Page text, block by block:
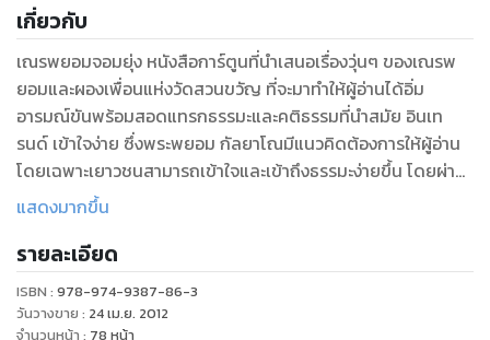
เกี่ยวกับ
เณรพยอมจอมยุ่ง หนังสือการ์ตูนที่นำเสนอเรื่องวุ่นๆ ของเณรพ
ยอมและผองเพื่อนแห่งวัดสวนขวัญ ที่จะมาทำให้ผู้อ่านได้อิ่ม
อารมณ์ขันพร้อมสอดแทรกธรรมะและคติธรรมที่นำสมัย อินเท
รนด์ เข้าใจง่าย ซึ่งพระพยอม กัลยาโณมีแนวคิดต้องการให้ผู้อ่าน
โดยเฉพาะเยาวชนสามารถเข้าใจและเข้าถึงธรรมะง่ายขึ้น โดยผ่าน
เนื้อหาและตัวการ์ตูน ผู้อ่านจะได้ทั้งข้อคิดและความบันเทิงใจไป
เลยต้องยุ่ง"
แสดงมากขึ้น
รายละเอียด
ISBN : 978-974-9387-86-3
วันวางขาย : 24 เม.ย. 2012
จำนวนหน้า : 78 หน้า